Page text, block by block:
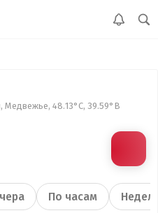
Медвежье, 48.13°С, 39.59°В
По часам